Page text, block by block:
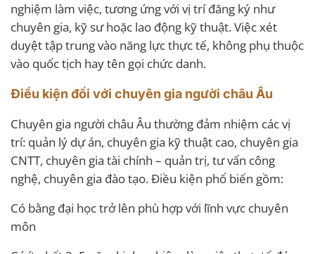
nghiệm làm việc, tương ứng với vị trí đăng ký như
chuyên gia, kỹ sư hoặc lao động kỹ thuật. Việc xét
duyệt tập trung vào năng lực thực tế, không phụ thuộc
vào quốc tịch hay tên gọi chức danh.
Điều kiện đối với chuyên gia người châu Âu
Chuyên gia người châu Âu thường đảm nhiệm các vị
trí: quản lý dự án, chuyên gia kỹ thuật cao, chuyên gia
CNTT, chuyên gia tài chính – quản trị, tư vấn công
nghệ, chuyên gia đào tạo. Điều kiện phổ biến gồm:
Có bằng đại học trở lên phù hợp với lĩnh vực chuyên
môn